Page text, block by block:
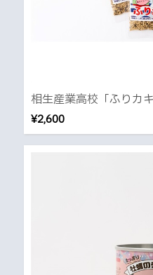
相生産業高校「ふりカ
¥2,600